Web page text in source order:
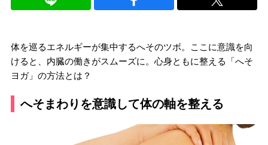
体を巡るエネルギーが集中するへそのツボ。ここに意識を向
けると、内臓の働きがスムーズに。心身ともに整える「へそ
ヨガ」の方法とは？
へそまわりを意識して体の軸を整える